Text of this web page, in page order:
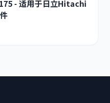
- 适用于日立Hitachi